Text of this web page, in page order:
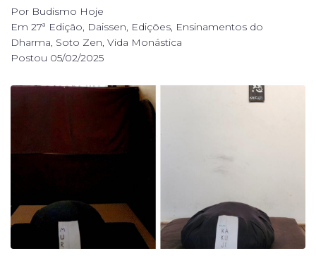
Por Budismo Hoje
Em 27ª Edição, Daissen, Edições, Ensinamentos do
Dharma, Soto Zen, Vida Monástica
Postou 05/02/2025